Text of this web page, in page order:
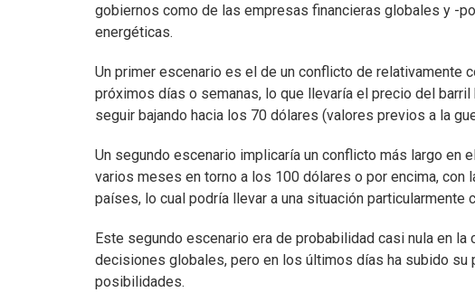
gobiernos como de las empresas financieras globales y -
energéticas.
Un primer escenario es el de un conflicto de relativamente
próximos días o semanas, lo que llevaría el precio del
seguir bajando hacia los 70 dólares (valores previos a la
Un segundo escenario implicaría un conflicto más largo en
varios meses en torno a los 100 dólares o por encima,
países, lo cual podría llevar a una situación particularmente
Este segundo escenario era de probabilidad casi nula en
decisiones globales, pero en los últimos días ha subido su
posibilidades.